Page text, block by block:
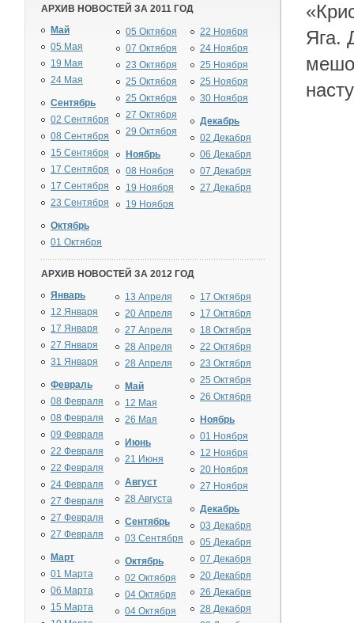
АРХИВ НОВОСТЕЙ ЗА 2011 ГОД
Май
05 Мая
19 Мая
24 Мая
Сентябрь
02 Сентября
08 Сентября
15 Сентября
17 Сентября
17 Сентября
23 Сентября
Октябрь
01 Октября
05 Октября
07 Октября
23 Октября
25 Октября
25 Октября
27 Октября
29 Октября
Ноябрь
08 Ноября
19 Ноября
19 Ноября
22 Ноября
24 Ноября
25 Ноября
25 Ноября
30 Ноября
Декабрь
02 Декабря
06 Декабря
07 Декабря
27 Декабря
АРХИВ НОВОСТЕЙ ЗА 2012 ГОД
Январь
12 Января
17 Января
27 Января
31 Января
Февраль
08 Февраля
08 Февраля
09 Февраля
22 Февраля
22 Февраля
24 Февраля
27 Февраля
27 Февраля
27 Февраля
Март
01 Марта
06 Марта
15 Марта
13 Апреля
20 Апреля
27 Апреля
28 Апреля
28 Апреля
Май
12 Мая
26 Мая
Июнь
21 Июня
Август
28 Августа
Сентябрь
03 Сентября
Октябрь
02 Октября
04 Октября
04 Октября
17 Октября
17 Октября
18 Октября
22 Октября
23 Октября
25 Октября
26 Октября
Ноябрь
01 Ноября
12 Ноября
20 Ноября
27 Ноября
Декабрь
03 Декабря
05 Декабря
07 Декабря
20 Декабря
26 Декабря
28 Декабря
Яга.